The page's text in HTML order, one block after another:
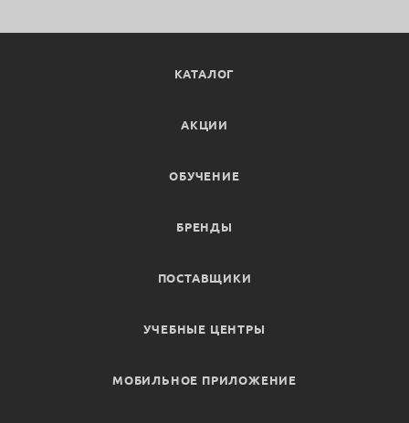
КАТАЛОГ
АКЦИИ
ОБУЧЕНИЕ
БРЕНДЫ
ПОСТАВЩИКИ
УЧЕБНЫЕ ЦЕНТРЫ
МОБИЛЬНОЕ ПРИЛОЖЕНИЕ